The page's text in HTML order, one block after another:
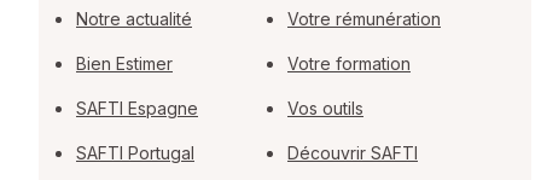
Notre actualité
Bien Estimer
SAFTI Espagne
SAFTI Portugal
Votre rémunération
Votre formation
Vos outils
Découvrir SAFTI